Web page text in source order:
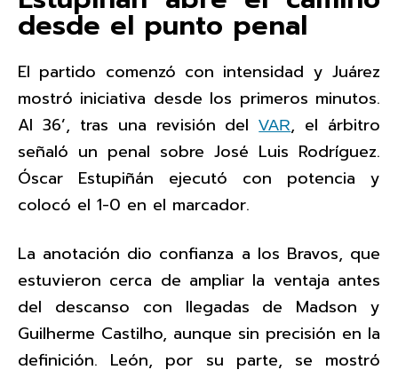
desde el punto penal
El partido comenzó con intensidad y Juárez
mostró iniciativa desde los primeros minutos.
Al 36’, tras una revisión delVAR, el árbitro
señaló un penal sobre José Luis Rodríguez.
Óscar Estupiñán ejecutó con potencia y
colocó el 1-0 en el marcador.
La anotación dio confianza a los Bravos, que
estuvieron cerca de ampliar la ventaja antes
del descanso con llegadas de Madson y
Guilherme Castilho, aunque sin precisión en la
definición. León, por su parte, se mostró